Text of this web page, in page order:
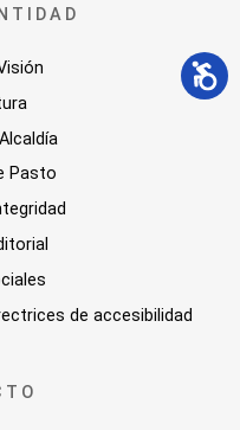
Pasto
de accesibilidad